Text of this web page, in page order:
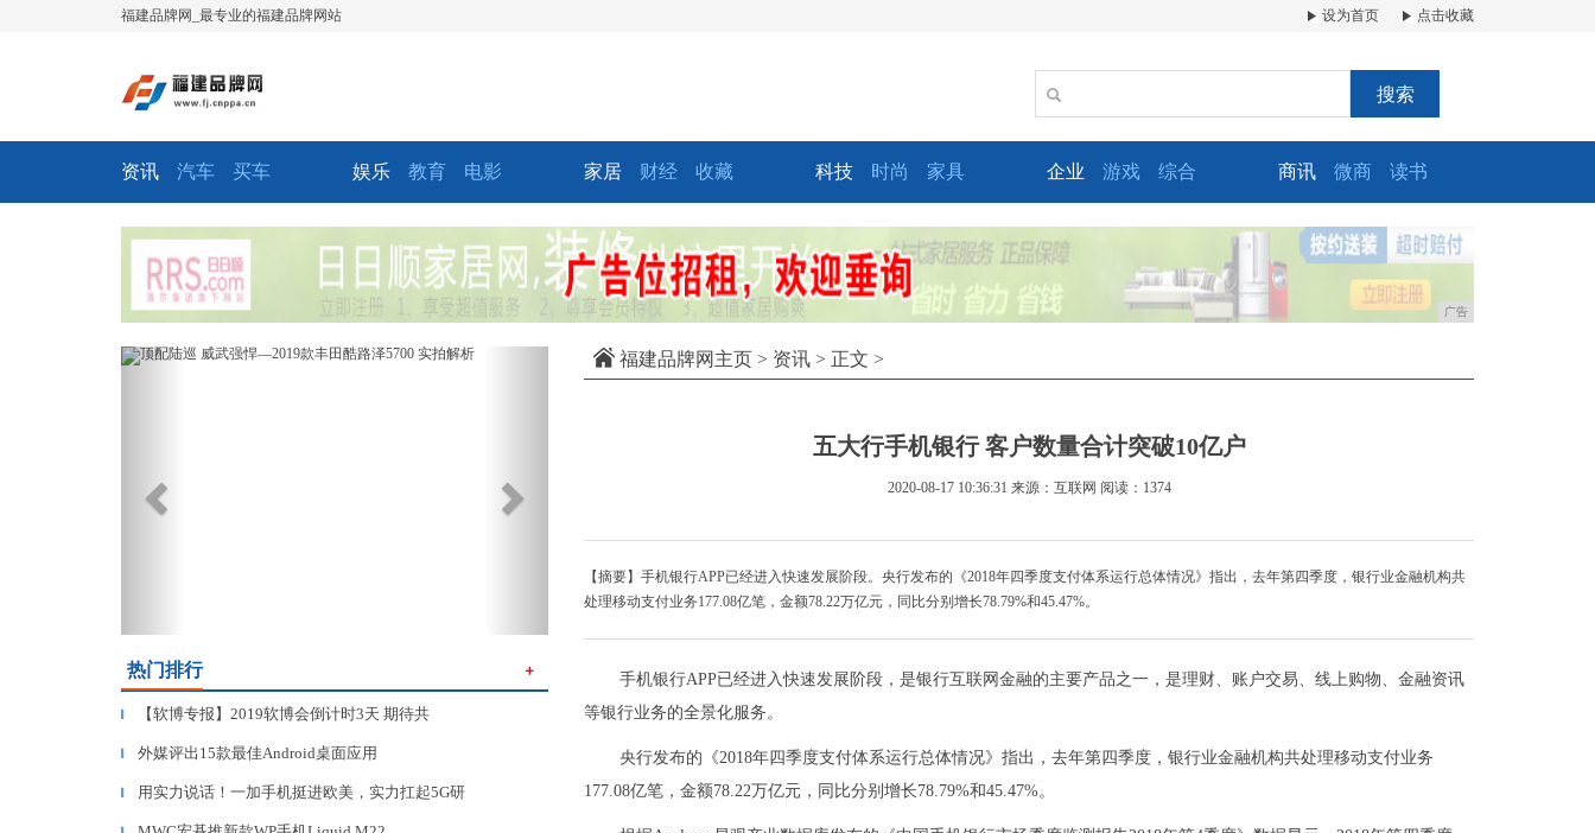
福建品牌网_最专业的福建品牌网站 设为首页 点击收藏
搜索
资讯 汽车 买车 娱乐 教育 电影 家居 财经 收藏 科技 时尚 家具 企业 游戏 综合 商讯 微商 读书
广告
Previous
热门排行 ＋
▎ 【软博专报】2019软博会倒计时3天 期待共
▎ 外媒评出15款最佳Android桌面应用
▎ 用实力说话！一加手机挺进欧美，实力扛起5G研
福建品牌网主页 > 资讯 > 正文 >
五大行手机银行 客户数量合计突破10亿户
2020-08-17 10:36:31 来源：互联网 阅读：1374
【摘要】手机银行APP已经进入快速发展阶段。央行发布的《2018年四季度支付体系运行总体情况》指出，去年第四季度，银行业金融机构共
处理移动支付业务177.08亿笔，金额78.22万亿元，同比分别增长78.79%和45.47%。
手机银行APP已经进入快速发展阶段，是银行互联网金融的主要产品之一，是理财、账户交易、线上购物、金融资讯
等银行业务的全景化服务。
央行发布的《2018年四季度支付体系运行总体情况》指出，去年第四季度，银行业金融机构共处理移动支付业务
177.08亿笔，金额78.22万亿元，同比分别增长78.79%和45.47%。